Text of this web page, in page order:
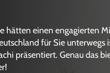
hätten einen engagierten
für Sie unterwegs
präsentiert. Genau das